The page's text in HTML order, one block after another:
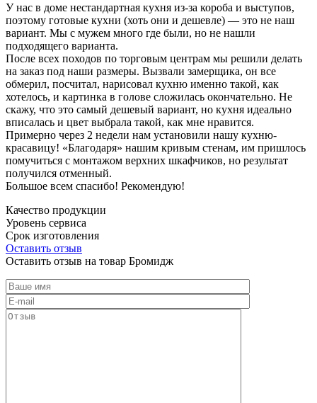
У нас в доме нестандартная кухня из-за короба и выступов,
поэтому готовые кухни (хоть они и дешевле) — это не наш
вариант. Мы с мужем много где были, но не нашли
подходящего варианта.
После всех походов по торговым центрам мы решили делать
на заказ под наши размеры. Вызвали замерщика, он все
обмерил, посчитал, нарисовал кухню именно такой, как
хотелось, и картинка в голове сложилась окончательно. Не
скажу, что это самый дешевый вариант, но кухня идеально
вписалась и цвет выбрала такой, как мне нравится.
Примерно через 2 недели нам установили нашу кухню-
красавицу! «Благодаря» нашим кривым стенам, им пришлось
помучиться с монтажом верхних шкафчиков, но результат
получился отменный.
Большое всем спасибо! Рекомендую!
Качество продукции
Уровень сервиса
Срок изготовления
Оставить отзыв
Оставить отзыв на товар Бромидж